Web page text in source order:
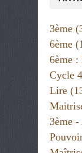
3ème
6ème
6ème
Cycle 4
Lire
3ème